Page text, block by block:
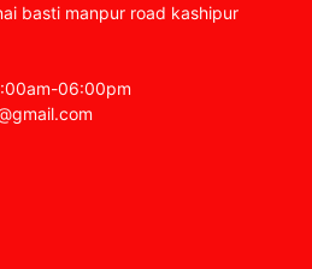
basti manpur road kashipur
06:00pm